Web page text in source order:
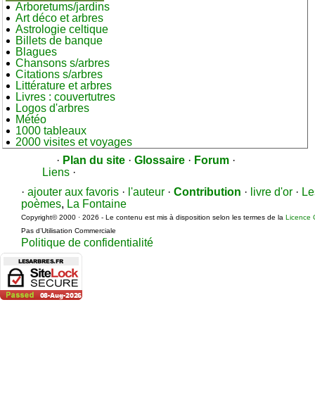
Arboretums/jardins
Art déco et arbres
Astrologie celtique
Billets de banque
Blagues
Chansons s/arbres
Citations s/arbres
Littérature et arbres
Livres : couvertutres
Logos d'arbres
Météo
1000 tableaux
2000 visites et voyages
· Plan du site · Glossaire · Forum ·
Liens ·
· ajouter aux favoris · l'auteur · Contribution · livre d'or ·
poèmes, La Fontaine
Copyright© 2000 · 2026 - Le contenu est mis à disposition selon les termes de la Licence
Pas d’Utilisation Commerciale
Politique de confidentialité